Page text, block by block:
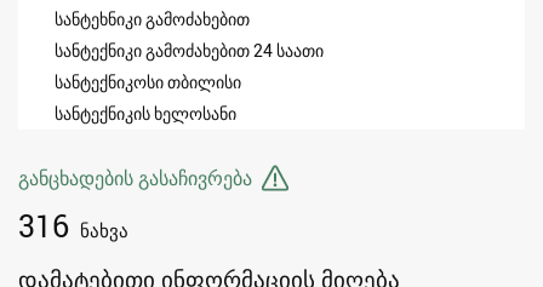
სანტეხნიკი გამოძახებით
სანტექნიკი გამოძახებით 24 საათი
სანტექნიკოსი თბილისი
სანტექნიკის ხელოსანი
განცხადების გასაჩივრება
316 ნახვა
დამატებითი ინფორმაციის მიღება